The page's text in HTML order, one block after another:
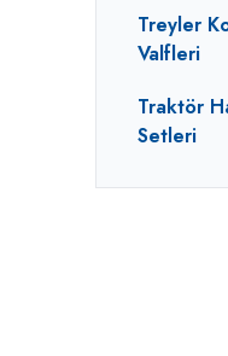
Treyler
Valfleri
Traktör
Setleri